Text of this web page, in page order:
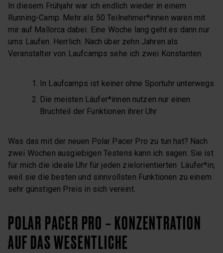
In diesem Frühjahr war ich endlich wieder in einem
Running-Camp. Mehr als 50 Teilnehmer*innen waren mit
mir auf Mallorca dabei. Eine Woche lang geht es dann nur
ums Laufen. Herrlich. Nach über zehn Jahren als
Veranstalter von Laufcamps sehe ich zwei Konstanten:
In Laufcamps ist keiner ohne Sportuhr unterwegs
Die meisten Läufer*innen nutzen nur einen
Bruchteil der Funktionen ihrer Uhr
Was das mit der neuen Polar Pacer Pro zu tun hat? Nach
zwei Wochen ausgiebigen Testens kann ich sagen: Sie ist
für mich die ideale Uhr für jeden zielorientierten Läufer*in,
weil sie die besten und sinnvollsten Funktionen zu einem
sehr günstigen Preis in sich vereint.
POLAR PACER PRO – KONZENTRATION
AUF DAS WESENTLICHE